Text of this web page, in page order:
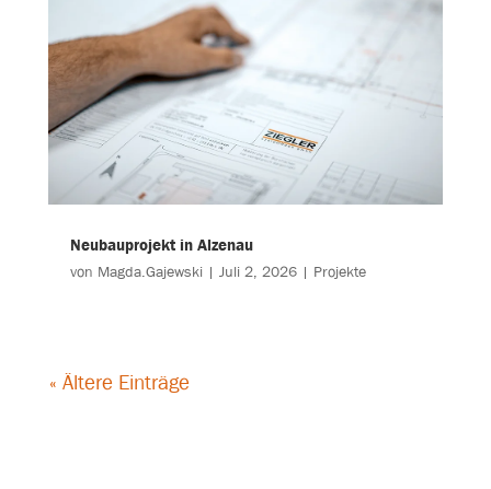
Neubauprojekt in Alzenau
von Magda.Gajewski| Juli 2, 2026| Projekte
« Ältere Einträge